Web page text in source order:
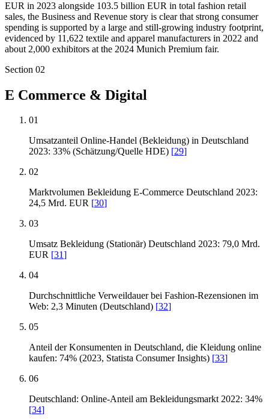
EUR in 2023 alongside 103.5 billion EUR in total fashion retail
sales, the Business and Revenue story is clear that strong consumer
spending is supported by a large and still-growing industry footprint,
evidenced by 11,622 textile and apparel manufacturers in 2022 and
about 2,000 exhibitors at the 2024 Munich Premium fair.
Section 02
E Commerce & Digital
01
Umsatzanteil Online-Handel (Bekleidung) in Deutschland
2023: 33% (Schätzung/Quelle HDE) [29]
02
Marktvolumen Bekleidung E-Commerce Deutschland 2023:
24,5 Mrd. EUR [30]
03
Umsatz Bekleidung (Stationär) Deutschland 2023: 79,0 Mrd.
EUR [31]
04
Durchschnittliche Verweildauer bei Fashion-Rezensionen im
Web: 2,3 Minuten (Deutschland) [32]
05
Anteil der Konsumenten in Deutschland, die Kleidung online
kaufen: 74% (2023, Statista Consumer Insights) [33]
06
Deutschland: Online-Anteil am Bekleidungsmarkt 2022: 34%
[34]